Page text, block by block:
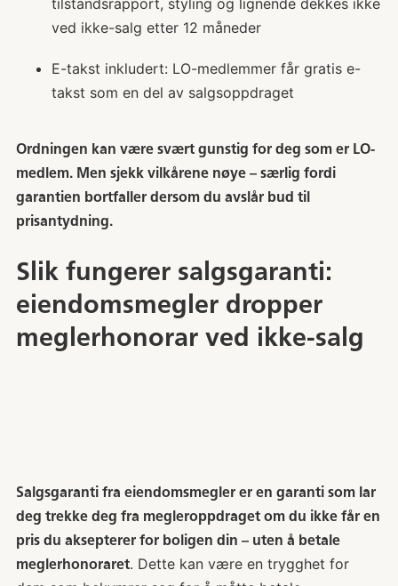
tilstandsrapport, styling og lignende dekkes ikke
ved ikke-salg etter 12 måneder
E-takst inkludert: LO-medlemmer får gratis e-
takst som en del av salgsoppdraget
Ordningen kan være svært gunstig for deg som er LO-
medlem. Men sjekk vilkårene nøye – særlig fordi
garantien bortfaller dersom du avslår bud til
prisantydning.
Slik fungerer salgsgaranti:
eiendomsmegler dropper
meglerhonorar ved ikke-salg
Salgsgaranti fra eiendomsmegler er en garanti som lar
deg trekke deg fra megleroppdraget om du ikke får en
pris du aksepterer for boligen din – uten å betale
meglerhonoraret. Dette kan være en trygghet for